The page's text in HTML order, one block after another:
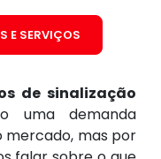
de sinalização
uma demanda
mas por
E SERVIÇOS